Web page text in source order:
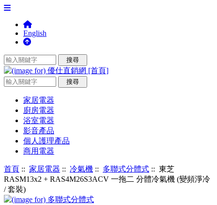
English
家居電器
廚房電器
浴室電器
影音產品
個人護理產品
商用電器
首頁 :: 家居電器 :: 冷氣機 :: 多聯式分體式 :: 東芝
RASM13x2 + RAS4M26S3ACV 一拖二 分體冷氣機 (變頻淨冷
/ 套裝)